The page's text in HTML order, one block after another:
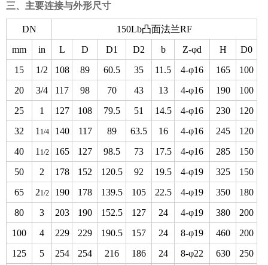
三、主要连接与外形尺寸
DN
150Lb凸面法兰RF
mm
in L D D1 D2 b Z-φd H
D0
15
1/2 108 89 60.5 35 11.5 4-φ16 165
100
20
3/4 117 98 70 43 13 4-φ16 190
100
25
1 127 108 79.5 51 14.5 4-φ16 230
120
32
11/4 140 117 89 63.5 16 4-φ16 245
120
40
11/2 165 127 98.5 73 17.5 4-φ16 285
150
50
2 178 152 120.5 92 19.5 4-φ19 325
150
65
21/2 190 178 139.5 105 22.5 4-φ19 350
180
80
3 203 190 152.5 127 24 4-φ19 380
200
100
4 229 229 190.5 157 24 8-φ19 460
200
125
5 254 254 216 186 24 8-φ22 630
250